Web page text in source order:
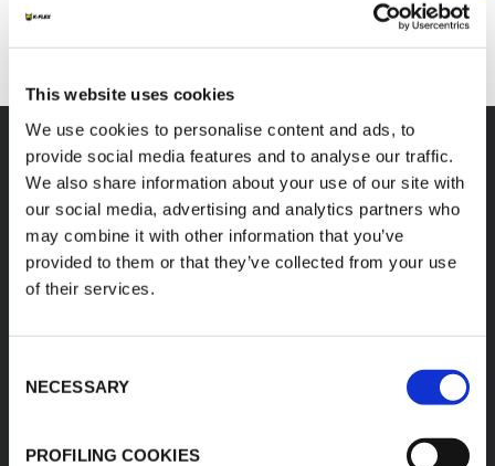
This website uses cookies
We use cookies to personalise content and ads, to
provide social media features and to analyse our traffic.
We also share information about your use of our site with
our social media, advertising and analytics partners who
may combine it with other information that you’ve
provided to them or that they’ve collected from your use
of their services.
Selection
NECESSARY
PROFILING COOKIES
Accesorios
K-FLEX BEVERAGE
CUTTERS
K-FLEX BEVERAGE